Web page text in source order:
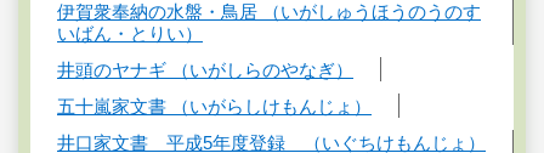
伊賀衆奉納の水盤・鳥居 （いがしゅうほうのうのす
いばん・とりい）
井頭のヤナギ （いがしらのやなぎ）
五十嵐家文書 （いがらしけもんじょ）
井口家文書 平成5年度登録 （いぐちけもんじょ）